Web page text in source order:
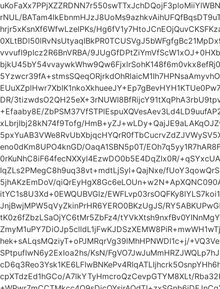
rNUL/
hrjr5xKsnXf6WfwLzelPKs/
vvvufI9pIcz2R6BnVRBA/
DR/
+Efaaby8E/
xLbrjIbj28kN74f9Tofg/
eno0dKm8UPO4knGD/OaqA1SBN5p0T/
0rKuNhC8iF64fecNXXyl4EzwDO0b5E4DqZIx0R/
IqZLs2PMegC8h9uq38vt+mdtLjSyl+QajNxe/
5jhAKzEmDoV/
itYC1s8U3Xd+0EWQUBVGlz/
JnjBwjMPW5qVyZkinPrHR6YERO0BKzUgJS/
tK0z6fZbzLSaOjYC6tMr5ZbFz4/
hek+sALqsMQziyT+oPJMRqrVg39lMhHPNWDl1c+j/
SPtpufIwN6y2ExIoa2hs/KsN/
cpXTdzEd1hGCo/A7lkYTyHmcroQzCevpGTYM8XLt/